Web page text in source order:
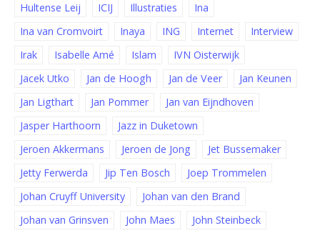
Hultense Leij
ICIJ Illustraties
Ina
Ina van Cromvoirt
Inaya ING Internet
Interview
Irak
Isabelle Amé Islam
IVN Oisterwijk
Jacek Utko
Jan de Hoogh Jan de Veer
Jan Keunen
Jan Ligthart
Jan Pommer
Jan van Eijndhoven
Jasper Harthoorn
Jazz in Duketown
Jeroen Akkermans
Jeroen de Jong
Jet Bussemaker
Jetty Ferwerda
Jip Ten Bosch
Joep Trommelen
Johan Cruyff University
Johan van den Brand
Johan van Grinsven
John Maes John Steinbeck